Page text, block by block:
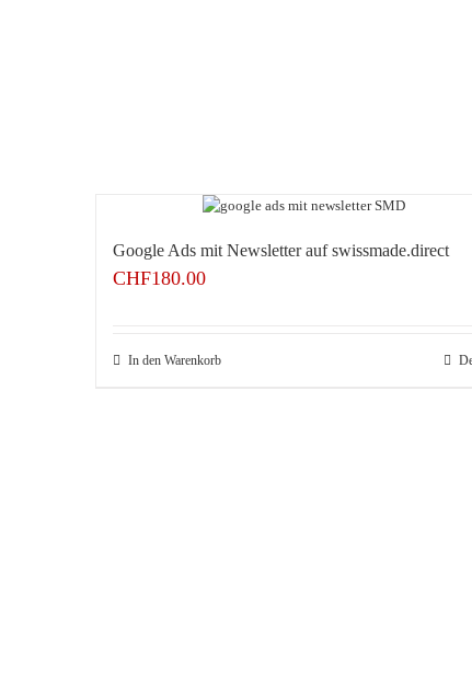
Google Ads mit Newsletter auf swissmade.direct
CHF180.00
In den Warenkorb